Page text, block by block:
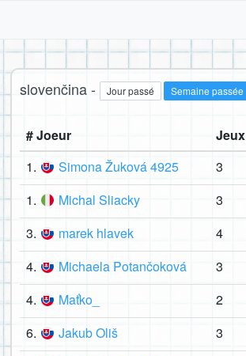
slovenčina - Jour passé Semaine passée
# Joeur Jeux
1.
Simona Žuková 4925 3
1. Michal Sliacky 3
3. marek hlavek 4
4. Michaela Potančoková 3
4. Maťko_ 2
6. Jakub Oliš 3